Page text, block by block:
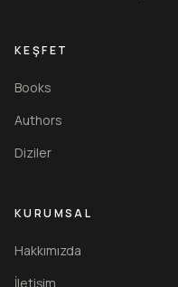
KEŞFET
Books
Authors
Diziler
KURUMSAL
Hakkımızda
İletişim